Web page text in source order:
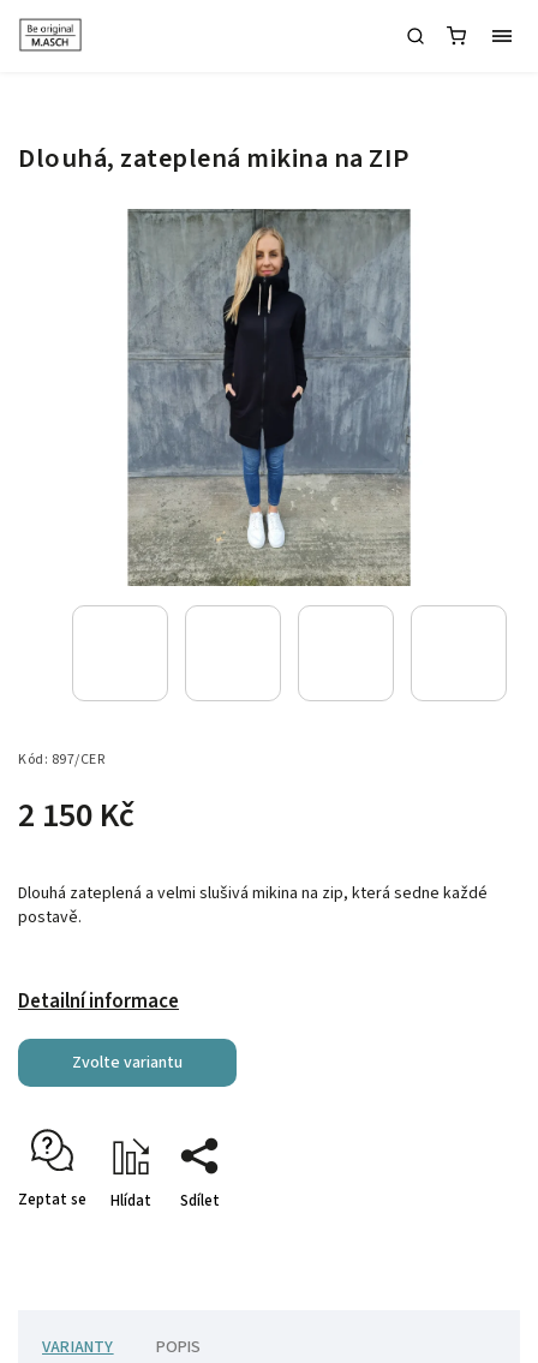
Dlouhá, zateplená mikina na ZIP
Kód: 897/CER
2 150 Kč
Dlouhá zateplená a velmi slušivá mikina na zip, která sedne každé
postavě.
Detailní informace
Zvolte variantu
Zeptat se Hlídat Sdílet
VARIANTY POPIS